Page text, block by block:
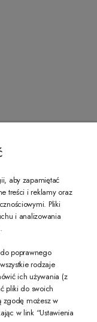
się do naszego
prywatności
aby zapamiętać
treści i reklamy oraz
Pliki
i analizowania
poprawnego
rodzaje
ich używania (z
pliki do swoich
zgodę możesz w
w link “Ustawienia